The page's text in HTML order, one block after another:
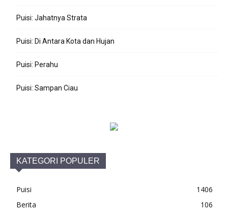
Puisi: Jahatnya Strata
Puisi: Di Antara Kota dan Hujan
Puisi: Perahu
Puisi: Sampan Ciau
KATEGORI POPULER
Puisi
1406
Berita
106